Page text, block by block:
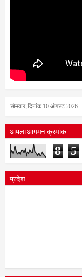
सोमवार, दिनांक 10 ऑगस्ट 2026
आपला आगमन क्रमांक
8 5
प्रदेश